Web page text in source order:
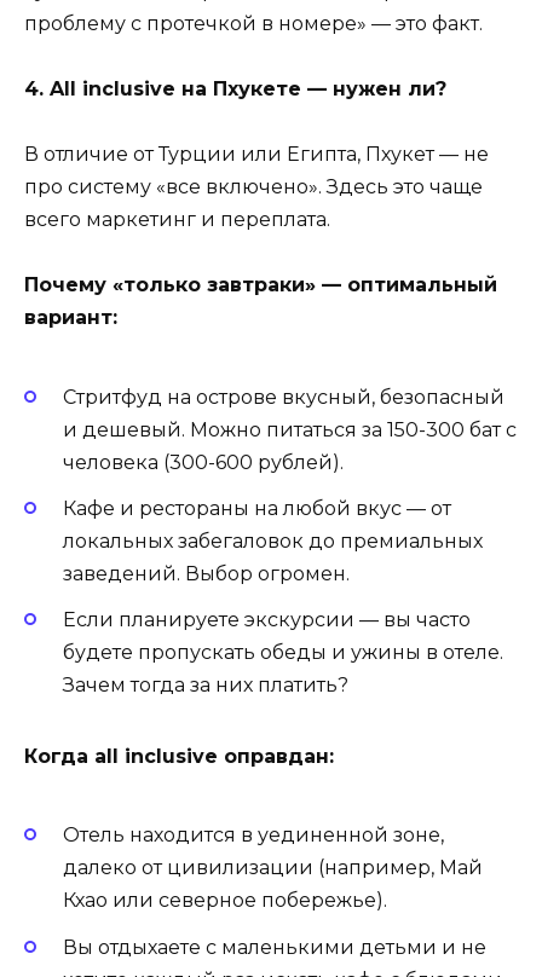
проблему с протечкой в номере» — это факт.
4. All inclusive на Пхукете — нужен ли?
В отличие от Турции или Египта, Пхукет — не
про систему «все включено». Здесь это чаще
всего маркетинг и переплата.
Почему «только завтраки» — оптимальный
вариант:
Стритфуд на острове вкусный, безопасный
и дешевый. Можно питаться за 150-300 бат с
человека (300-600 рублей).
Кафе и рестораны на любой вкус — от
локальных забегаловок до премиальных
заведений. Выбор огромен.
Если планируете экскурсии — вы часто
будете пропускать обеды и ужины в отеле.
Зачем тогда за них платить?
Когда all inclusive оправдан:
Отель находится в уединенной зоне,
далеко от цивилизации (например, Май
Кхао или северное побережье).
Вы отдыхаете с маленькими детьми и не